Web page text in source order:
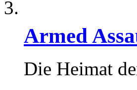
Armed
Die Heimat